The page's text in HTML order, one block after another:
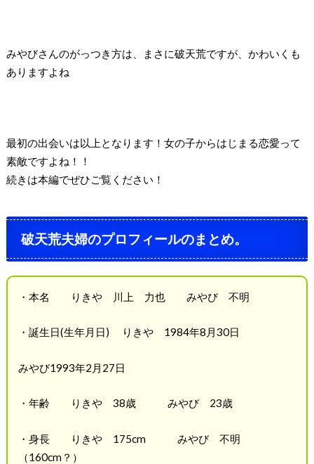
みやびさんのがっつき方は、まさに破天荒ですが、かわいくも
ありますよね
最初の出会いは以上となります！女の子からはじまる恋愛って
素敵ですよね！！
続きは本編でぜひご覧ください！
破天荒夫婦のプロフィールのまとめ。
・本名 りきや 川上 力也 みやび 不明
・誕生日(生年月日) りきや 1984年8 月30日
みやび1993年2 月 27日
・年齢 りきや 38歳 みやび 23歳
・身長 りきや 175cmみやび 不明
（160cm？）